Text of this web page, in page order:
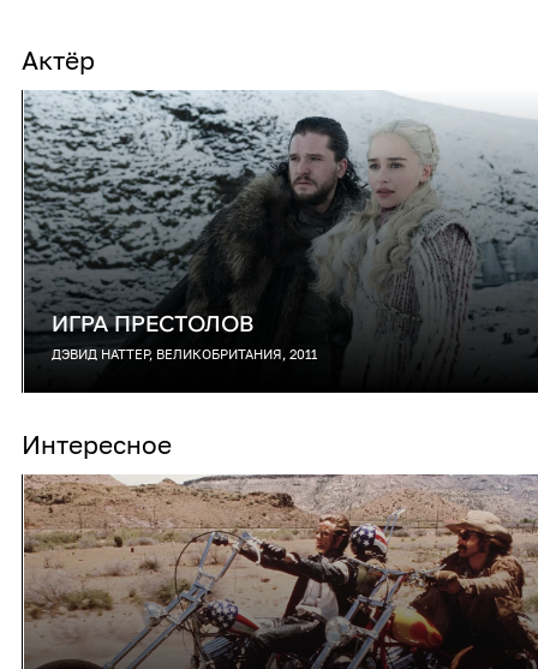
Актёр
ИГРА ПРЕСТОЛОВ
ДЭВИД НАТТЕР, ВЕЛИКОБРИТАНИЯ, 2011
Интересное